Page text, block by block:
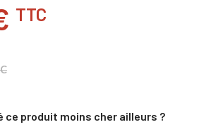
TTC
ce produit moins cher ailleurs ?